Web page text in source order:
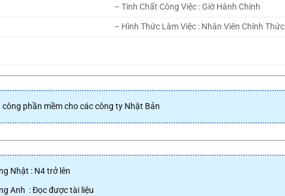
– Tính Chất Công Việc : Giờ Hành Chính
– Hình Thức Làm Việc : Nhân Viên Chính Thức
công phần mềm cho các công ty Nhật Bản
Nhật : N4 trở lên
Anh : Đọc được tài liệu